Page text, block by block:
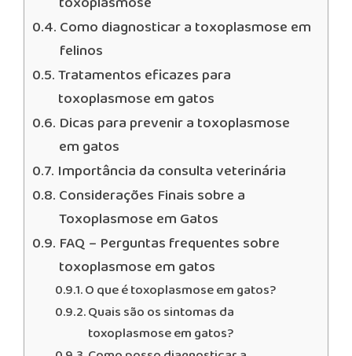
Como diagnosticar a toxoplasmose em
felinos
Tratamentos eficazes para
toxoplasmose em gatos
Dicas para prevenir a toxoplasmose
em gatos
Importância da consulta veterinária
Considerações Finais sobre a
Toxoplasmose em Gatos
FAQ – Perguntas frequentes sobre
toxoplasmose em gatos
O que é toxoplasmose em gatos?
Quais são os sintomas da
toxoplasmose em gatos?